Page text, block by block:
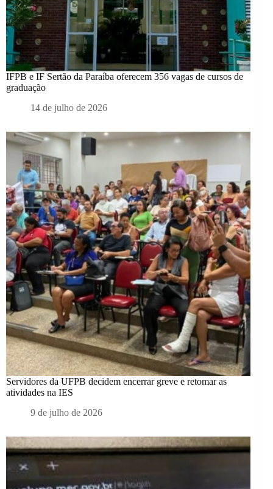
IFPB e IF Sertão da Paraíba oferecem 356 vagas de cursos de
graduação
14 de julho de 2026
Servidores da UFPB decidem encerrar greve e retomar as
atividades na IES
9 de julho de 2026